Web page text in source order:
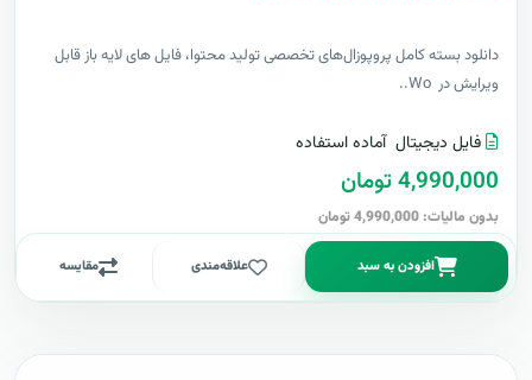
دانلود بسته کامل پروپوزال‌های تخصصی تولید محتوا، فایل های لایه باز قابل
ویرایش در Wo..
فایل دیجیتال آماده استفاده
4,990,000 تومان
بدون مالیات: 4,990,000 تومان
افزودن به سبد علاقه‌مندی مقایسه